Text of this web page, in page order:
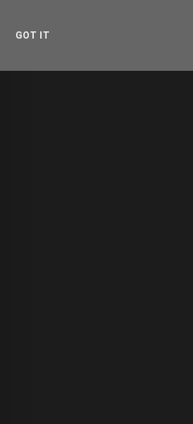
GOT IT